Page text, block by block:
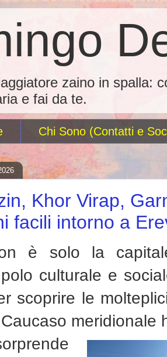
zaino in spalla:
e fai da te.
Chi Sono (Contatti e
Khor Virap,
facili intorno a
è solo la
culturale e
scoprire le
meridionale